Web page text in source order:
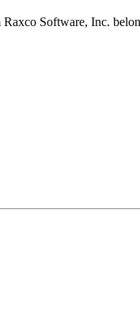
Software, Inc.